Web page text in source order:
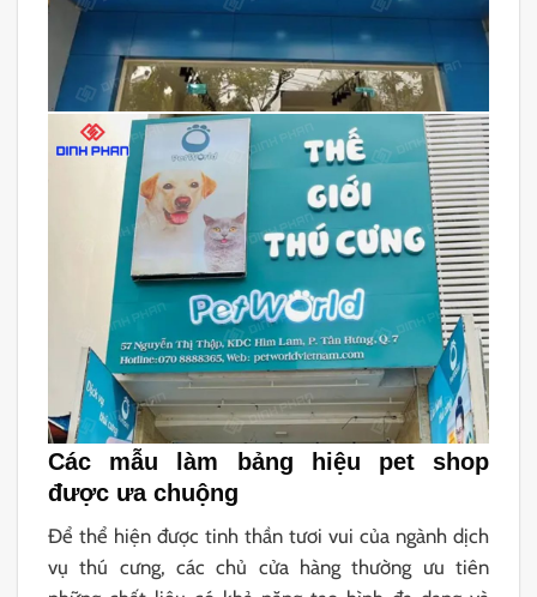
Các mẫu làm bảng hiệu pet shop
được ưa chuộng
Để thể hiện được tinh thần tươi vui của ngành dịch
vụ thú cưng, các chủ cửa hàng thường ưu tiên